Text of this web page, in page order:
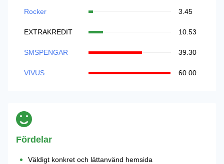
Rocker 3.45
EXTRAKREDIT 10.53
SMSPENGAR 39.30
VIVUS 60.00
Fördelar
Väldigt konkret och lättanvänd hemsida